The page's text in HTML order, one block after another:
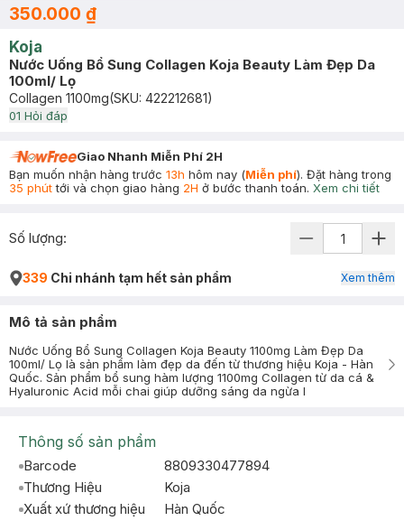
350.000 ₫
Koja
Nước Uống Bổ Sung Collagen Koja Beauty Làm Đẹp Da
100ml/ Lọ
Collagen 1100mg(SKU: 422212681)
01 Hỏi đáp
Giao Nhanh Miễn Phí 2H
Bạn muốn nhận hàng trước 13h hôm nay (Miễn phí). Đặt hàng trong
35 phúttới và chọn giao hàng 2H ở bước thanh toán. Xem chi tiết
Số lượng:
339 Chi nhánh tạm hết sản phẩm Xem thêm
Mô tả sản phẩm
Nước Uống Bổ Sung Collagen Koja Beauty 1100mg Làm Đẹp Da
100ml/ Lọ là sản phẩm làm đẹp da đến từ thương hiệu Koja - Hàn
Quốc. Sản phẩm bổ sung hàm lượng 1100mg Collagen từ da cá &
Hyaluronic Acid mỗi chai giúp dưỡng sáng da ngừa l
Thông số sản phẩm
Barcode
8809330477894
Thương Hiệu
Koja
Xuất xứ thương hiệu
Hàn Quốc